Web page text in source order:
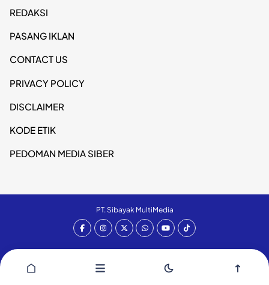
REDAKSI
PASANG IKLAN
CONTACT US
PRIVACY POLICY
DISCLAIMER
KODE ETIK
PEDOMAN MEDIA SIBER
PT. Sibayak MultiMedia